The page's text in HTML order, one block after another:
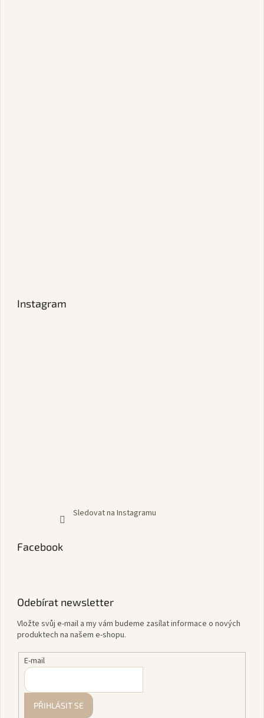
Instagram
Sledovat na Instagramu
Facebook
Odebírat newsletter
Vložte svůj e-mail a my vám budeme zasílat informace o nových
produktech na našem e-shopu.
E-mail
PŘIHLÁSIT SE